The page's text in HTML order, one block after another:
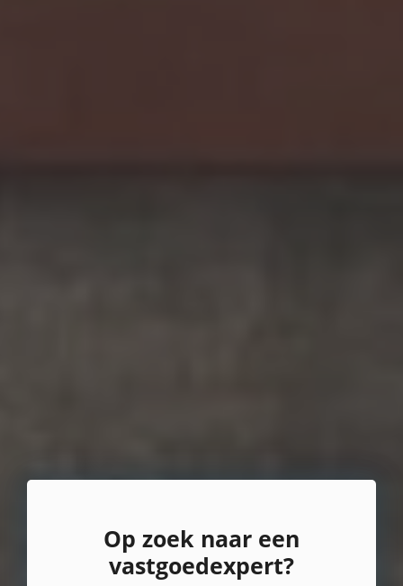
Op zoek naar een
vastgoedexpert?